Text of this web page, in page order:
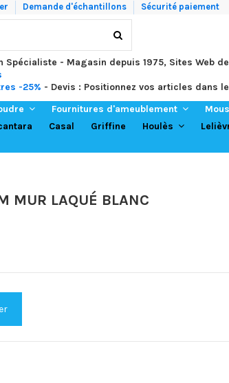
Demande d'échantillons Sécurité paiement
Spécialiste - Magasin depuis 1975, Sites Web
-25% - Devis : Positionnez vos articles dans
Fournitures d'ameublement
Casal Griffine Houlès
MUR LAQUÉ BLANC